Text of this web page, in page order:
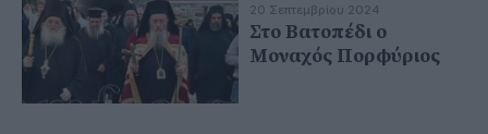
20 Σεπτεμβρίου 2024
Στο Βατοπέδι ο
Μοναχός Πορφύριος